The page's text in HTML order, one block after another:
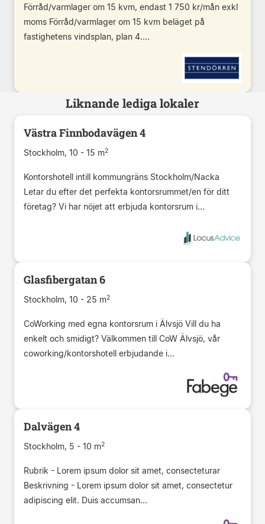
Förråd/varmlager om 15 kvm, endast 1 750 kr/mån exkl
moms Förråd/varmlager om 15 kvm beläget på
fastighetens vindsplan, plan 4....
Liknande lediga lokaler
Västra Finnbodavägen 4
Stockholm, 10 - 15 m2
Kontorshotell intill kommungräns Stockholm/Nacka
Letar du efter det perfekta kontorsrummet/en för ditt
företag? Vi har nöjet att erbjuda kontorsrum i...
Glasfibergatan 6
Stockholm, 10 - 25 m2
CoWorking med egna kontorsrum i Älvsjö Vill du ha
enkelt och smidigt? Välkommen till CoW Älvsjö, vår
coworking/kontorshotell erbjudande i...
Dalvägen 4
Stockholm, 5 - 10 m2
Rubrik - Lorem ipsum dolor sit amet, consecteturar
Beskrivning - Lorem ipsum dolor sit amet, consectetur
adipiscing elit. Duis accumsan...